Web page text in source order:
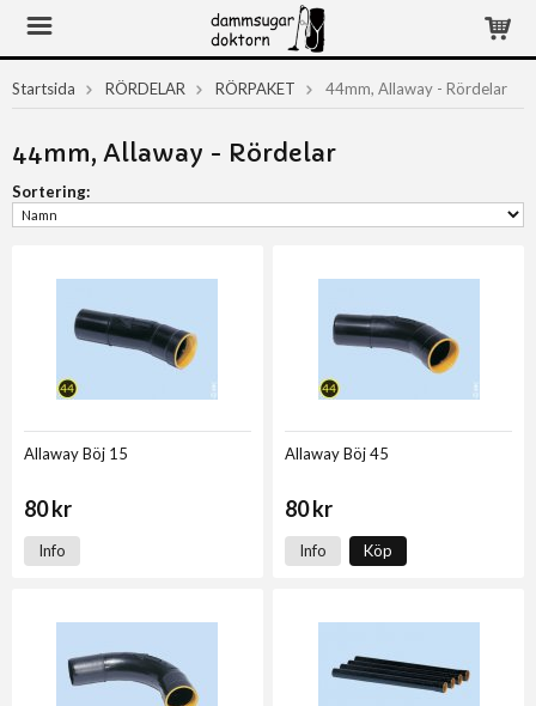
Startsida RÖRDELAR RÖRPAKET 44mm, Allaway - Rördelar
44mm, Allaway - Rördelar
Sortering:
Allaway Böj 15
80 kr
Info
Allaway Böj 45
80 kr
Info Köp